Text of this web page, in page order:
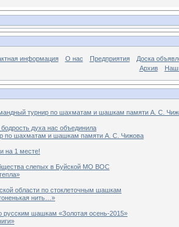
информация О нас Предприятия
Доска
Архив
турнир по шахматам и шашкам памяти А. С.
духа нас объединила
по шахматам и шашкам памяти А. С. Чижова
на 1 месте!
слепых в Буйской МО ВОС
области по стоклеточным шашкам
нить…»
русским шашкам «Золотая осень-2015»